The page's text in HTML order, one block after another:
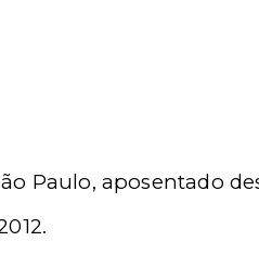
Paulo, aposentado